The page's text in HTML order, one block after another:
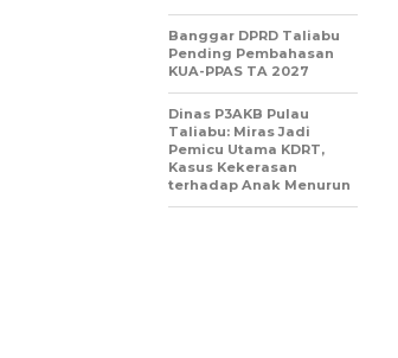
Banggar DPRD Taliabu
Pending Pembahasan
KUA-PPAS TA 2027
Dinas P3AKB Pulau
Taliabu: Miras Jadi
Pemicu Utama KDRT,
Kasus Kekerasan
terhadap Anak Menurun